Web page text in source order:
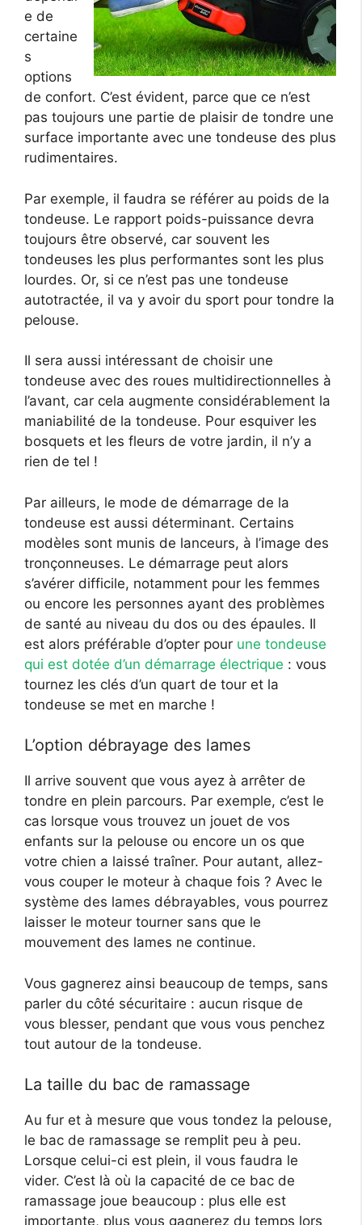
e de
certaine
s
options
de confort. C’est évident, parce que ce n’est
pas toujours une partie de plaisir de tondre une
surface importante avec une tondeuse des plus
rudimentaires.
Par exemple, il faudra se référer au poids de la
tondeuse. Le rapport poids-puissance devra
toujours être observé, car souvent les
tondeuses les plus performantes sont les plus
lourdes. Or, si ce n’est pas une tondeuse
autotractée, il va y avoir du sport pour tondre la
pelouse.
Il sera aussi intéressant de choisir une
tondeuse avec des roues multidirectionnelles à
l’avant, car cela augmente considérablement la
maniabilité de la tondeuse. Pour esquiver les
bosquets et les fleurs de votre jardin, il n’y a
rien de tel !
Par ailleurs, le mode de démarrage de la
tondeuse est aussi déterminant. Certains
modèles sont munis de lanceurs, à l’image des
tronçonneuses. Le démarrage peut alors
s’avérer difficile, notamment pour les femmes
ou encore les personnes ayant des problèmes
de santé au niveau du dos ou des épaules. Il
est alors préférable d’opter pour une tondeuse
qui est dotée d’un démarrage électrique : vous
tournez les clés d’un quart de tour et la
tondeuse se met en marche !
L’option débrayage des lames
Il arrive souvent que vous ayez à arrêter de
tondre en plein parcours. Par exemple, c’est le
cas lorsque vous trouvez un jouet de vos
enfants sur la pelouse ou encore un os que
votre chien a laissé traîner. Pour autant, allez-
vous couper le moteur à chaque fois ? Avec le
système des lames débrayables, vous pourrez
laisser le moteur tourner sans que le
mouvement des lames ne continue.
Vous gagnerez ainsi beaucoup de temps, sans
parler du côté sécuritaire : aucun risque de
vous blesser, pendant que vous vous penchez
tout autour de la tondeuse.
La taille du bac de ramassage
Au fur et à mesure que vous tondez la pelouse,
le bac de ramassage se remplit peu à peu.
Lorsque celui-ci est plein, il vous faudra le
vider. C’est là où la capacité de ce bac de
ramassage joue beaucoup : plus elle est
importante, plus vous gagnerez du temps lors